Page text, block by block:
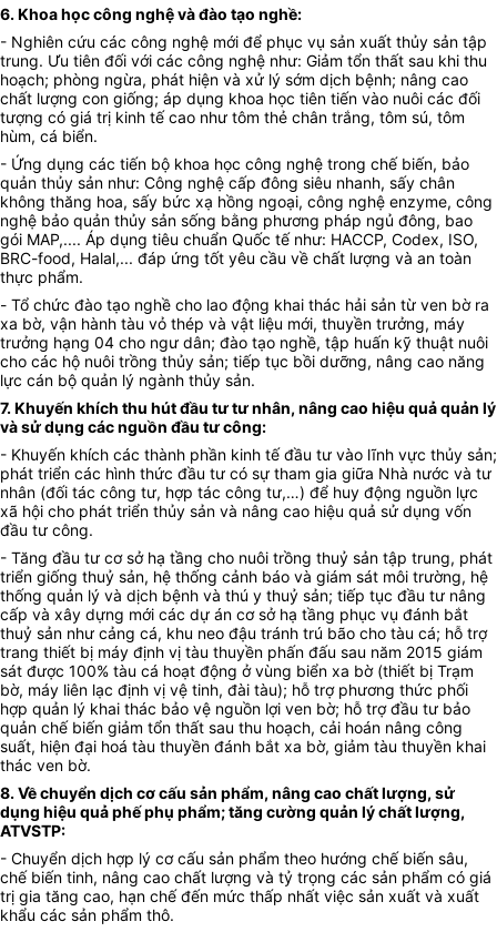
6. Khoa học công nghệ và đào tạo nghề:
- Nghiên cứu các công nghệ mới để phục vụ sản xuất thủy sản tập
trung. Ưu tiên đối với các công nghệ như: Giảm tổn thất sau khi thu
hoạch; phòng ngừa, phát hiện và xử lý sớm dịch bệnh; nâng cao
chất lượng con giống; áp dụng khoa học tiên tiến vào nuôi các đối
tượng có giá trị kinh tế cao như tôm thẻ chân trắng, tôm sú, tôm
hùm, cá biển.
- Ứng dụng các tiến bộ khoa học công nghệ trong chế biến, bảo
quản thủy sản như: Công nghệ cấp đông siêu nhanh, sấy chân
không thăng hoa, sấy bức xạ hồng ngoại, công nghệ enzyme, công
nghệ bảo quản thủy sản sống bằng phương pháp ngủ đông, bao
gói MAP,.... Áp dụng tiêu chuẩn Quốc tế như: HACCP, Codex, ISO,
BRC-food, Halal,... đáp ứng tốt yêu cầu về chất lượng và an toàn
thực phẩm.
- Tổ chức đào tạo nghề cho lao động khai thác hải sản từ ven bờ ra
xa bờ, vận hành tàu vỏ thép và vật liệu mới, thuyền trưởng, máy
trưởng hạng 04 cho ngư dân; đào tạo nghề, tập huấn kỹ thuật nuôi
cho các hộ nuôi trồng thủy sản; tiếp tục bồi dưỡng, nâng cao năng
lực cán bộ quản lý ngành thủy sản.
7. Khuyến khích thu hút đầu tư tư nhân, nâng cao hiệu quả quản lý
và sử dụng các nguồn đầu tư công:
- Khuyến khích các thành phần kinh tế đầu tư vào lĩnh vực thủy sản;
phát triển các hình thức đầu tư có sự tham gia giữa Nhà nước và tư
nhân (đối tác công tư, hợp tác công tư,…) để huy động nguồn lực
xã hội cho phát triển thủy sản và nâng cao hiệu quả sử dụng vốn
đầu tư công.
- Tăng đầu tư cơ sở hạ tầng cho nuôi trồng thuỷ sản tập trung, phát
triển giống thuỷ sản, hệ thống cảnh báo và giám sát môi trường, hệ
thống quản lý và dịch bệnh và thú y thuỷ sản; tiếp tục đầu tư nâng
cấp và xây dựng mới các dự án cơ sở hạ tầng phục vụ đánh bắt
thuỷ sản như cảng cá, khu neo đậu tránh trú bão cho tàu cá; hỗ trợ
trang thiết bị máy định vị tàu thuyền phấn đấu sau năm 2015 giám
sát được 100% tàu cá hoạt động ở vùng biển xa bờ (thiết bị Trạm
bờ, máy liên lạc định vị vệ tinh, đài tàu); hỗ trợ phương thức phối
hợp quản lý khai thác bảo vệ nguồn lợi ven bờ; hỗ trợ đầu tư bảo
quản chế biến giảm tổn thất sau thu hoạch, cải hoán nâng công
suất, hiện đại hoá tàu thuyền đánh bắt xa bờ, giảm tàu thuyền khai
thác ven bờ.
8.Về chuyển dịch cơ cấu sản phẩm, nâng cao chất lượng, sử
dụng hiệu quả phế phụ phẩm;tăng cường quản lý chất lượng,
ATVSTP:
- Chuyển dịch hợp lý cơ cấu sản phẩm theo hướng chế biến sâu,
chế biến tinh, nâng cao chất lượng và tỷ trọng các sản phẩm có giá
trị gia tăng cao, hạn chế đến mức thấp nhất việc sản xuất và xuất
khẩu các sản phẩm thô.